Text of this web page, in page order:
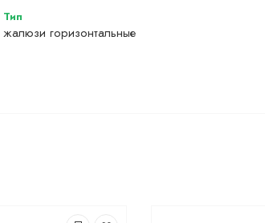
Тип
жалюзи горизонтальные